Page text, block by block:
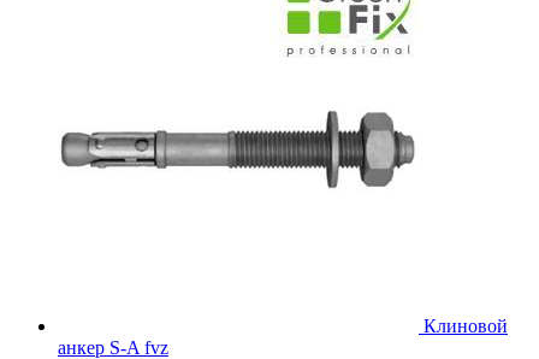
Клиновой
анкер S-A fvz